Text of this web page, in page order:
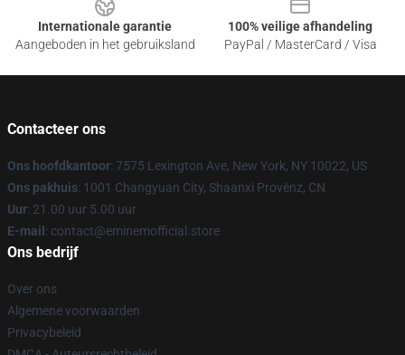
Internationale garantie
Aangeboden in het gebruiksland
100% veilige afhandeling
PayPal / MasterCard / Visa
Contacteer ons
Ons hoofdkantoor: 7575 Lexington Ave, New York, NY 10022, US
Ons pakhuis: 1001 Changyuan City, Shaanxi Provënz, CN
Uur: 21.00 uur 5.00 uur
E-mail : contact@eminemofficial.store
Ons bedrijf
Over ons
Algemene voorwaarden
Privacybeleid